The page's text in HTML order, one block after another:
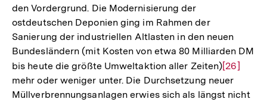
den Vordergrund. Die Modernisierung der
ostdeutschen Deponien ging im Rahmen der
Sanierung der industriellen Altlasten in den neuen
Bundesländern (mit Kosten von etwa 80 Milliarden DM
bis heute die größte Umweltaktion aller Zeiten)Zur
der
[26]
mehr oder weniger unter. Die Durchsetzung neuer
Müllverbrennungsanlagen erwies sich als längst nicht